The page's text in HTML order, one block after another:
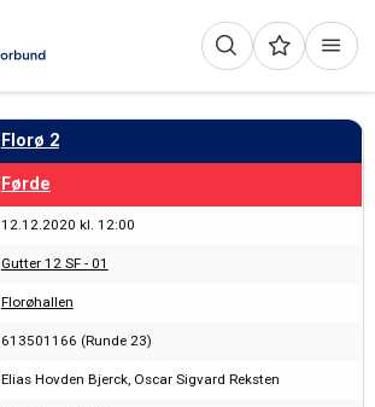
Florø 2
Førde
12.12.2020 kl. 12:00
Gutter 12 SF - 01
Florøhallen
613501166 (Runde 23)
Elias Hovden Bjerck, Oscar Sigvard Reksten